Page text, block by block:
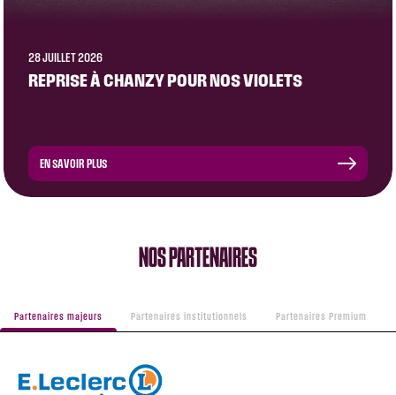
28 JUILLET 2026
REPRISE À CHANZY POUR NOS VIOLETS
EN SAVOIR PLUS
NOS PARTENAIRES
Partenaires majeurs Partenaires institutionnels Partenaires Premium